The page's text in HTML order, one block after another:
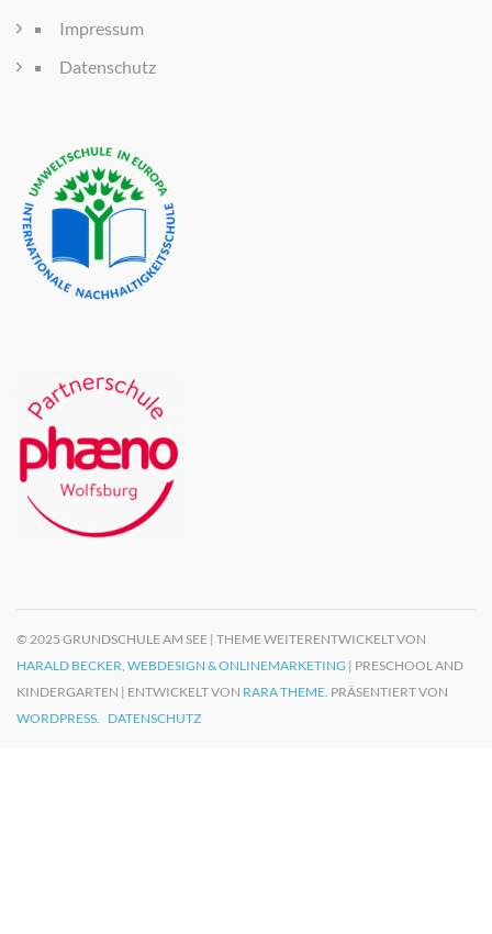
Impressum
Datenschutz
© 2025 GRUNDSCHULE AM SEE | THEME WEITERENTWICKELT VON
HARALD BECKER, WEBDESIGN & ONLINEMARKETING | PRESCHOOL AND
KINDERGARTEN | ENTWICKELT VON RARA THEME . PRÄSENTIERT VON
WORDPRESS.
DATENSCHUTZ